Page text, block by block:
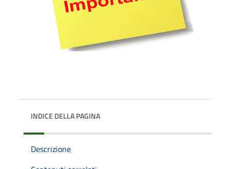
INDICE DELLA PAGINA
Descrizione